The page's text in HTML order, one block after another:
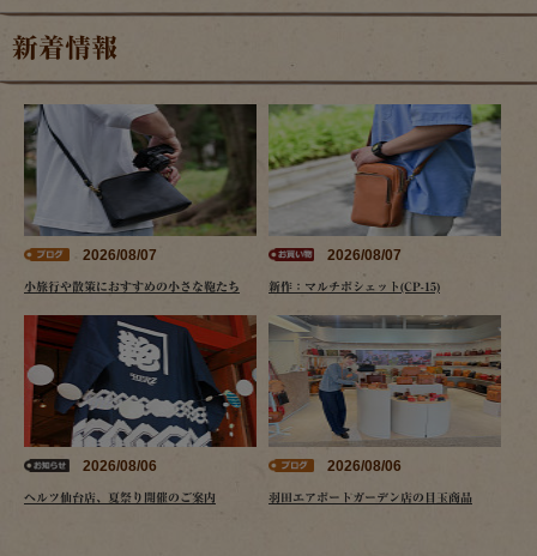
新着情報
2026/08/07
小旅行や散策におすすめの小さな鞄たち
2026/08/07
新作：マルチポシェット(CP-15)
2026/08/06
ヘルツ仙台店、夏祭り開催のご案内
2026/08/06
羽田エアポートガーデン店の目玉商品